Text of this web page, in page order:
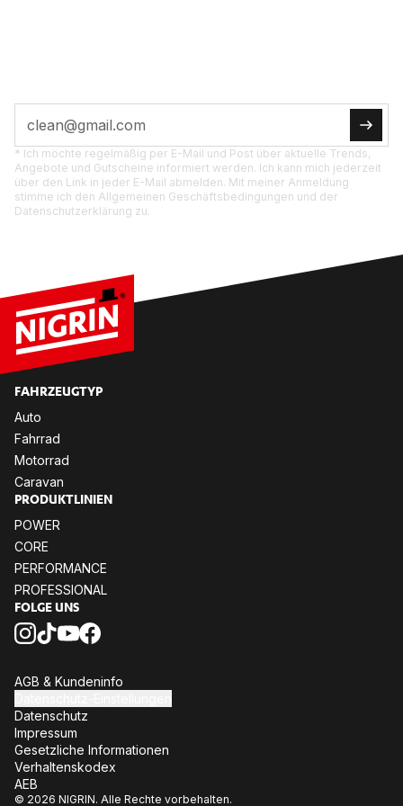
* Ich möchte regelmäßig per E-Mail und Post über aktuelle Trends,
Angebote und Gutscheine informiert werden. Ich kann mich jederzeit
über den Link in jeder E-Mail abmelden. Mit meiner Anmeldung
stimme ich den Allgemeinen Geschäftsbedingungen und der
Datenschutzerklärung zu.
FAHR­ZEUG­TYP
Auto
Fahr­rad
Mo­tor­rad
Ca­ra­van
PRO­DUKT­LI­NI­EN
POW­ER
CORE
PER­FOR­MANCE
PRO­FES­SIO­NAL
FOL­GE UNS
AGB & Kun­den­in­fo
Da­ten­schutz
Im­pres­sum
Ge­setz­li­che In­for­ma­tio­nen
Ver­hal­tens­ko­dex
AEB
© 2026 NIGRIN. Alle Rechte vorbehalten.